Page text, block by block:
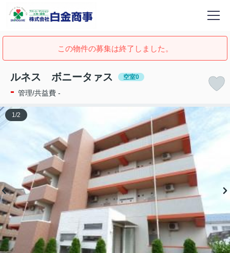
この物件の募集は終了しました。
ルネス ボニータァス 空室0
- 管理/共益費 -
1 /2